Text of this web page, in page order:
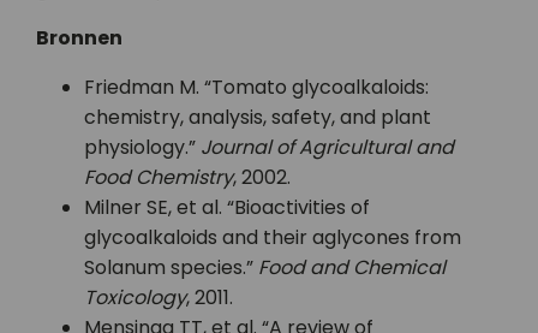
Bronnen
Friedman M. “Tomato glycoalkaloids:
chemistry, analysis, safety, and plant
physiology.” Journal of Agricultural and
Food Chemistry, 2002.
Milner SE, et al. “Bioactivities of
glycoalkaloids and their aglycones from
Solanum species.” Food and Chemical
Toxicology, 2011.